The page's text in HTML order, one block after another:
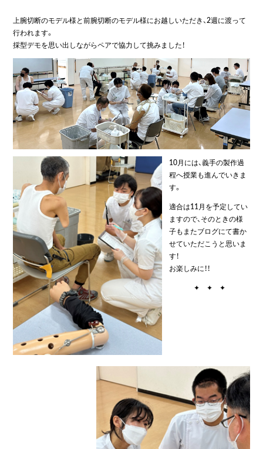
上腕切断のモデル様と前腕切断のモデル様にお越しいただき、2週に渡って
行われます。
採型デモを思い出しながらペアで協力して挑みました！
10月には、義手の製作過
程へ授業も進んでいきま
す。
適合は11月を予定してい
ますので、そのときの様
子もまたブログにて書か
せていただこうと思いま
す！
お楽しみに！！
✦ ✦ ✦